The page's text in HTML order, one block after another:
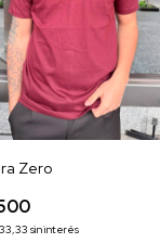
Zero
sin interés